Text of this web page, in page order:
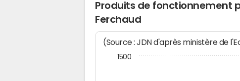
Produits de fonctionnement
Ferchaud
(Source : JDN d'après ministère de
1500